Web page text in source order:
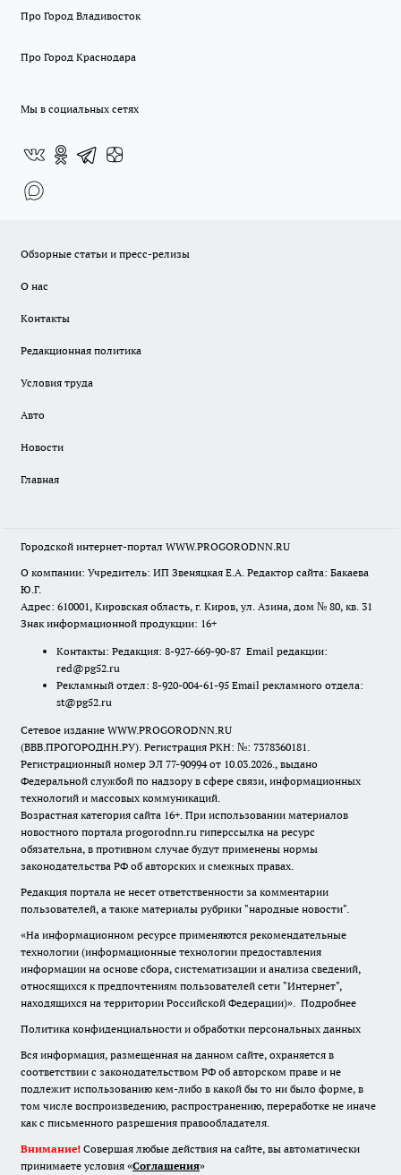
Про Город Владивосток
Про Город Краснодара
Мы в социальных сетях
Обзорные статьи и пресс-релизы
О нас
Контакты
Редакционная политика
Условия труда
Авто
Новости
Главная
Городской интернет-портал WWW.PROGORODNN.RU
О компании: Учредитель: ИП Звеняцкая Е.А. Редактор сайта: Бакаева
Ю.Г.
Адрес: 610001, Кировская область, г. Киров, ул. Азина, дом № 80, кв. 31
Знак информационной продукции: 16+
Контакты: Редакция: 8-927-669-90-87 Email редакции:
red@pg52.ru
Рекламный отдел: 8-920-004-61-95 Email рекламного отдела:
st@pg52.ru
Сетевое издание WWW.PROGORODNN.RU
(ВВВ.ПРОГОРОДНН.РУ). Регистрация РКН: №: 7378360181.
Регистрационный номер ЭЛ 77-90994 от 10.03.2026., выдано
Федеральной службой по надзору в сфере связи, информационных
технологий и массовых коммуникаций.
Возрастная категория сайта 16+. При использовании материалов
новостного портала progorodnn.ru гиперссылка на ресурс
обязательна, в противном случае будут применены нормы
законодательства РФ об авторских и смежных правах.
Редакция портала не несет ответственности за комментарии
пользователей, а также материалы рубрики "народные новости".
«На информационном ресурсе применяются рекомендательные
технологии (информационные технологии предоставления
информации на основе сбора, систематизации и анализа сведений,
относящихся к предпочтениям пользователей сети "Интернет",
находящихся на территории Российской Федерации)». Подробнее
Политика конфиденциальности и обработки персональных данных
Вся информация, размещенная на данном сайте, охраняется в
соответствии с законодательством РФ об авторском праве и не
подлежит использованию кем-либо в какой бы то ни было форме, в
том числе воспроизведению, распространению, переработке не иначе
как с письменного разрешения правообладателя.
Внимание! Совершая любые действия на сайте, вы автоматически
принимаете условия «Cоглашения»